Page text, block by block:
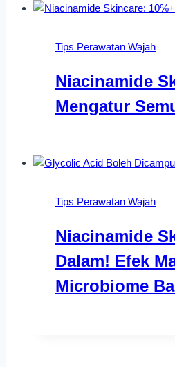
Tips Perawatan Wajah
Niacinamide
Mengatur
Tips Perawatan Wajah
Niacinamide
Dalam! Efek
Microbiome